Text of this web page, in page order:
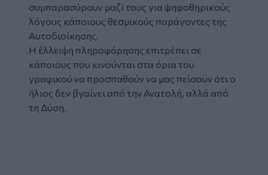
συμπαρασύρουν μαζί τους για ψηφοθηρικούς
λόγους κάποιους θεσμικούς παράγοντες της
Αυτοδιοίκησης.
Η έλλειψη πληροφόρησης επιτρέπει σε
κάποιους που κινούνται στα όρια του
γραφικού να προσπαθούν να μας πείσουν ότι ο
ήλιος δεν βγαίνει από την Ανατολή, αλλά από
τη Δύση.